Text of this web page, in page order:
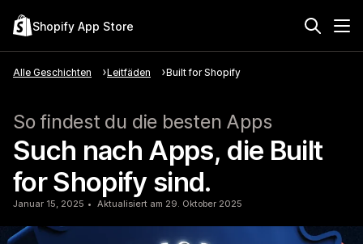
Shopify App Store
Alle Geschichten Leitfäden Built for Shopify
So findest du die besten Apps
Such nach Apps, die Built
for Shopify sind.
Januar 15, 2025 Aktualisiert am 29. Oktober 2025